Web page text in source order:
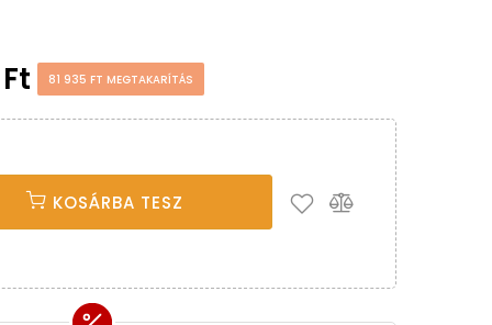
81 935 FT MEGTAKARÍTÁS
KOSÁRBA TESZ